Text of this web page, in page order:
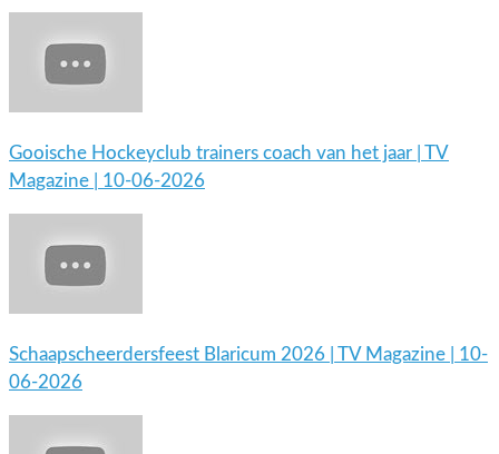
Gooische Hockeyclub trainers coach van het jaar | TV
Magazine | 10-06-2026
Schaapscheerdersfeest Blaricum 2026 | TV Magazine | 10-
06-2026